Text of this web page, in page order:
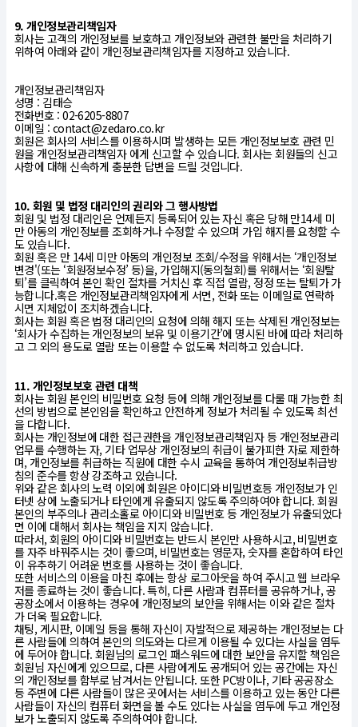
9. 개인정보관리책임자
회사는 고객의 개인정보를 보호하고 개인정보와 관련한 불만을 처리하기
위하여 아래와 같이 개인정보관리책임자를 지정하고 있습니다.
개인정보관리책임자
성명 : 김태승
전화번호 : 02-6205-8807
이메일 : contact@zedaro.co.kr
회원은 회사의 서비스를 이용하시며 발생하는 모든 개인정보보호 관련 민
원을 개인정보관리책임자 에게 신고할 수 있습니다. 회사는 회원들의 신고
사항에 대해 신속하게 충분한 답변을 드릴 것입니다.
10. 회원 및 법정 대리인의 권리와 그 행사방법
회원 및 법정 대리인은 언제든지 등록되어 있는 자신 혹은 당해 만14세 미
만 아동의 개인정보를 조회하거나 수정할 수 있으며 가입 해지를 요청할 수
도 있습니다.
회원 혹은 만 14세 미만 아동의 개인정보 조회/수정을 위해서는 ‘개인정보
변경'(또는 ‘회원정보수정’ 등)을, 가입해지(동의철회)를 위해서는 ‘회원탈
퇴’를 클릭하여 본인 확인 절차를 거치신 후 직접 열람, 정정 또는 탈퇴가 가
능합니다.혹은 개인정보관리책임자에게 서면, 전화 또는 이메일로 연락하
시면 지체없이 조치하겠습니다.
회사는 회원 혹은 법정 대리인의 요청에 의해 해지 또는 삭제된 개인정보는
‘회사가 수집하는 개인정보의 보유 및 이용기간’에 명시된 바에 따라 처리하
고 그 외의 용도로 열람 또는 이용할 수 없도록 처리하고 있습니다.
11. 개인정보보호 관련 대책
회사는 회원 본인의 비밀번호 요청 등에 의해 개인정보를 다룰 때 가능한 최
선의 방법으로 본인임을 확인하고 안전하게 정보가 처리될 수 있도록 최선
을 다합니다.
회사는 개인정보에 대한 접근권한을 개인정보관리책임자 등 개인정보관리
업무를 수행하는 자, 기타 업무상 개인정보의 취급이 불가피한 자로 제한하
며, 개인정보를 취급하는 직원에 대한 수시 교육을 통하여 개인정보취급방
침의 준수를 항상 강조하고 있습니다.
위와 같은 회사의 노력 이외에 회원은 아이디와 비밀번호등 개인정보가 인
터넷 상에 노출되거나 타인에게 유출되지 않도록 주의하여야 합니다. 회원
본인의 부주의나 관리소홀로 아이디와 비밀번호 등 개인정보가 유출되었다
면 이에 대해서 회사는 책임을 지지 않습니다.
따라서, 회원의 아이디와 비밀번호는 반드시 본인만 사용하시고, 비밀번호
를 자주 바꿔주시는 것이 좋으며, 비밀번호는 영문자, 숫자를 혼합하여 타인
이 유추하기 어려운 번호를 사용하는 것이 좋습니다.
또한 서비스의 이용을 마친 후에는 항상 로그아웃을 하여 주시고 웹 브라우
저를 종료하는 것이 좋습니다. 특히, 다른 사람과 컴퓨터를 공유하거나, 공
공장소에서 이용하는 경우에 개인정보의 보안을 위해서는 이와 같은 절차
가 더욱 필요합니다.
채팅, 게시판, 이메일 등을 통해 자신이 자발적으로 제공하는 개인정보는 다
른 사람들에 의하여 본인의 의도와는 다르게 이용될 수 있다는 사실을 염두
에 두어야 합니다. 회원님의 로그인 패스워드에 대한 보안을 유지할 책임은
회원님 자신에게 있으므로, 다른 사람에게도 공개되어 있는 공간에는 자신
의 개인정보를 함부로 남겨서는 안됩니다. 또한 PC방이나, 기타 공공장소
등 주변에 다른 사람들이 많은 곳에서는 서비스를 이용하고 있는 동안 다른
사람들이 자신의 컴퓨터 화면을 볼 수도 있다는 사실을 염두에 두고 개인정
보가 노출되지 않도록 주의하여야 합니다.